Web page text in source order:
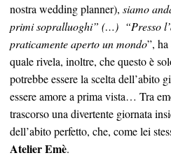
nostra wedding planner), siamo
primi sopralluoghi” (…) “Presso
praticamente aperto un mondo”,
quale rivela, inoltre, che questo è
potrebbe essere la scelta dell’abito
essere amore a prima vista… Tra
trascorso una divertente giornata
dell’abito perfetto, che, come lei
Atelier Emè.